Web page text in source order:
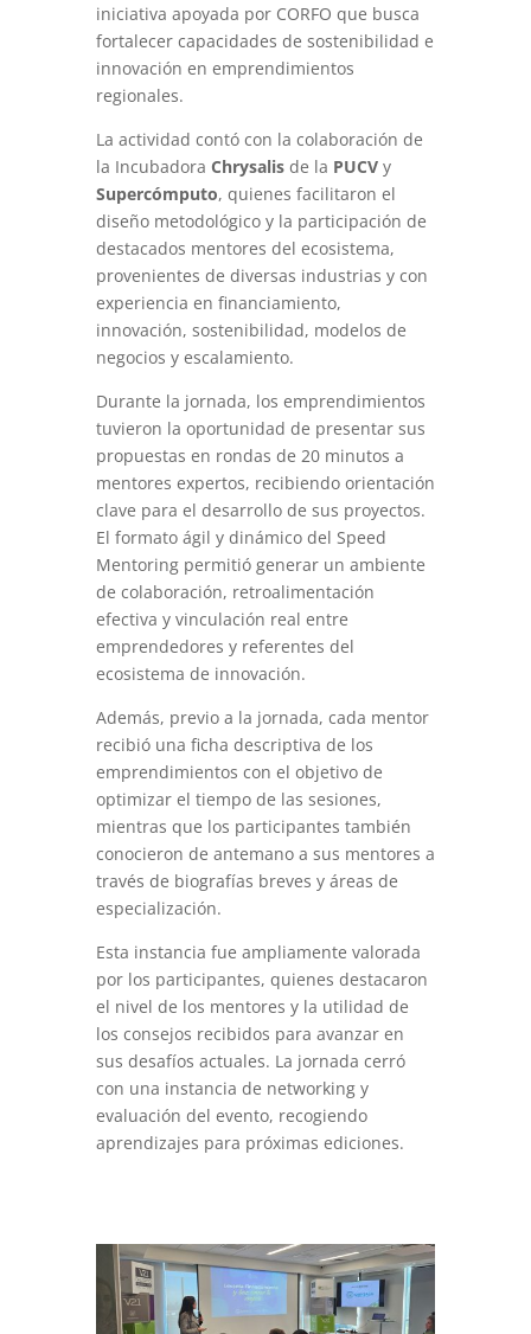
iniciativa apoyada por CORFO que busca
fortalecer capacidades de sostenibilidad e
innovación en emprendimientos
regionales.
La actividad contó con la colaboración de
la Incubadora Chrysalisde la PUCVy
Supercómputo, quienes facilitaron el
diseño metodológico y la participación de
destacados mentores del ecosistema,
provenientes de diversas industrias y con
experiencia en financiamiento,
innovación, sostenibilidad, modelos de
negocios y escalamiento.
Durante la jornada, los emprendimientos
tuvieron la oportunidad de presentar sus
propuestas en rondas de 20 minutos a
mentores expertos, recibiendo orientación
clave para el desarrollo de sus proyectos.
El formato ágil y dinámico del Speed
Mentoring permitió generar un ambiente
de colaboración, retroalimentación
efectiva y vinculación real entre
emprendedores y referentes del
ecosistema de innovación.
Además, previo a la jornada, cada mentor
recibió una ficha descriptiva de los
emprendimientos con el objetivo de
optimizar el tiempo de las sesiones,
mientras que los participantes también
conocieron de antemano a sus mentores a
través de biografías breves y áreas de
especialización.
Esta instancia fue ampliamente valorada
por los participantes, quienes destacaron
el nivel de los mentores y la utilidad de
los consejos recibidos para avanzar en
sus desafíos actuales. La jornada cerró
con una instancia de networking y
evaluación del evento, recogiendo
aprendizajes para próximas ediciones.